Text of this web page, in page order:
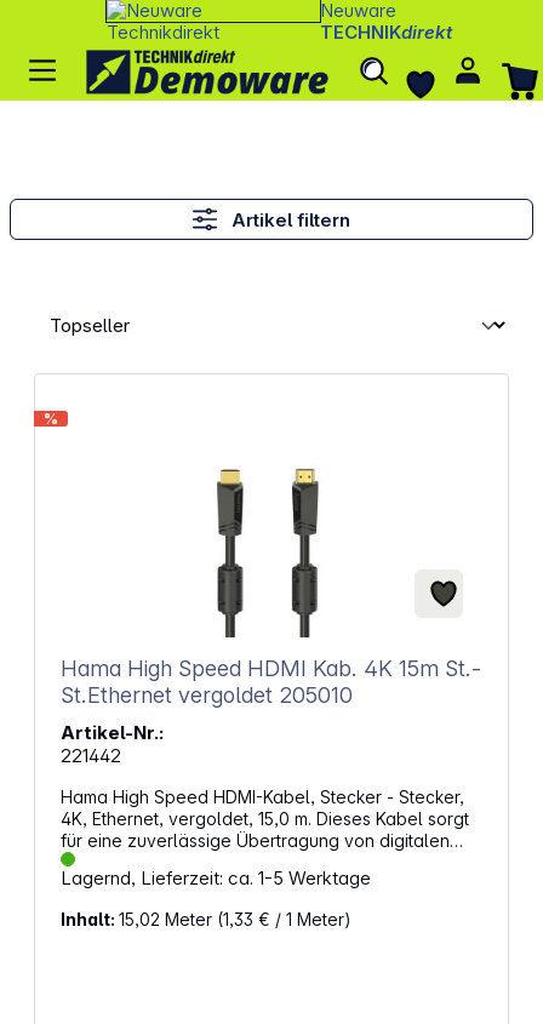
Neuware
TECHNIKdirekt
Artikel filtern
%
Hama High Speed HDMI Kab. 4K 15m St.-
St.Ethernet vergoldet 205010
Artikel-Nr.:
221442
Hama High Speed HDMI-Kabel, Stecker - Stecker,
4K, Ethernet, vergoldet, 15,0 m. Dieses Kabel sorgt
für eine zuverlässige Übertragung von digitalen
Audio- und Videodaten in hoher Qualität. Mit seiner
Länge von 15 Metern eignet es sich für
Player, Receiver und Fernseher, ohne zusätzliche
Lagernd, Lieferzeit: ca. 1-5 Werktage
Inhalt: 15,02 Meter (1,33 € / 1 Meter)